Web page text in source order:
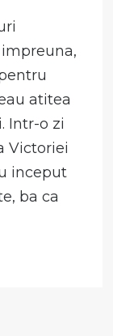
atitea
Intr-o zi
Victoriei
inceput
ba ca